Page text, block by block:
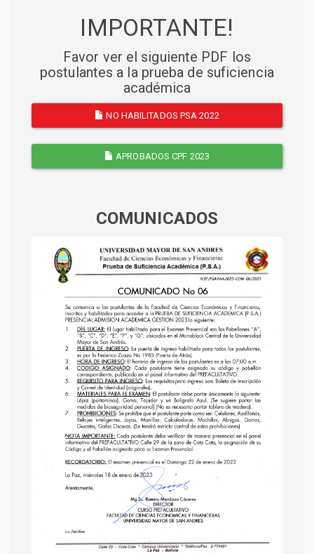
IMPORTANTE!
Favor ver el siguiente PDF los
postulantes a la prueba de suficiencia
académica
NO HABILITADOS PSA 2022
APROBADOS CPF 2023
COMUNICADOS